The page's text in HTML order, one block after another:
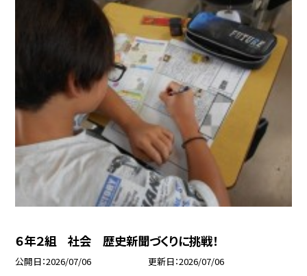
６年２組 社会 歴史新聞づくりに挑戦！
公開日 2026/07/06 更新日 2026/07/06